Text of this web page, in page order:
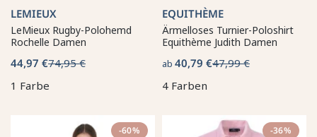
LEMIEUX
LeMieux Rugby-Polohemd
Rochelle Damen
44,97 €74,95 €
1 Farbe
EQUITHÈME
Ärmelloses Turnier-Poloshirt
Equithème Judith Damen
ab 40,79 €47,99 €
4 Farben
-60% -36%